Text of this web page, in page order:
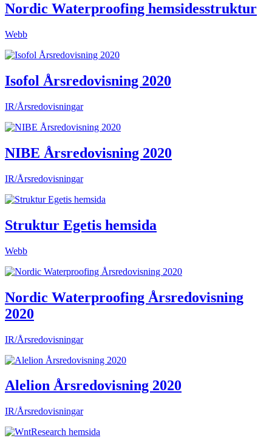
Nordic Waterproofing hemsidesstruktur
Webb
Isofol Årsredovisning 2020
IR/Årsredovisningar
NIBE Årsredovisning 2020
IR/Årsredovisningar
Struktur Egetis hemsida
Webb
Nordic Waterproofing Årsredovisning
2020
IR/Årsredovisningar
Alelion Årsredovisning 2020
IR/Årsredovisningar